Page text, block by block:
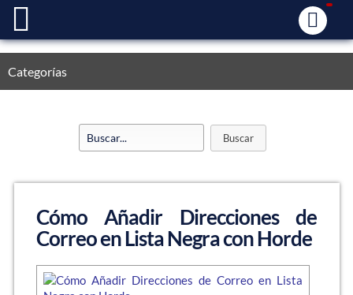
Categorías
Cómo Añadir Direcciones de
Correo en Lista Negra con Horde